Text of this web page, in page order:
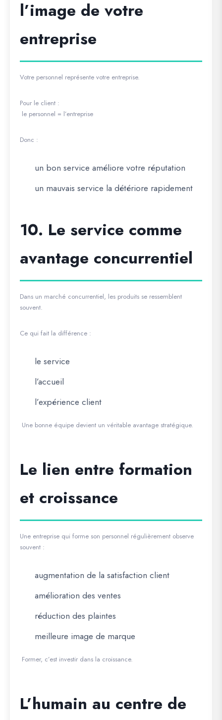
l’image de votre
entreprise
Votre personnel représente votre entreprise.
Pour le client :
le personnel = l’entreprise
Donc :
un bon service améliore votre réputation
un mauvais service la détériore rapidement
10. Le service comme
avantage concurrentiel
Dans un marché concurrentiel, les produits se ressemblent
souvent.
Ce qui fait la différence :
le service
l’accueil
l’expérience client
Une bonne équipe devient un véritable avantage stratégique.
Le lien entre formation
et croissance
Une entreprise qui forme son personnel régulièrement observe
souvent :
augmentation de la satisfaction client
amélioration des ventes
réduction des plaintes
meilleure image de marque
Former, c’est investir dans la croissance.
L’humain au centre de